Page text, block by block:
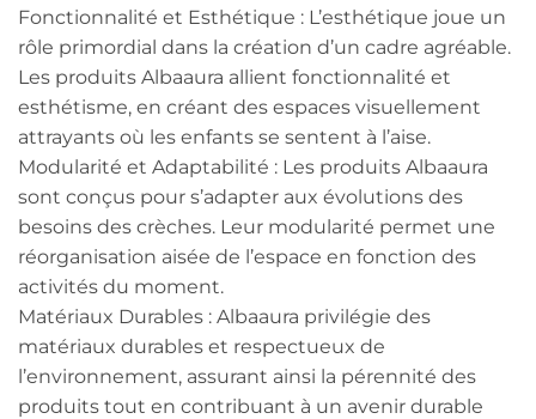
Fonctionnalité et Esthétique : L’esthétique joue un
rôle primordial dans la création d’un cadre agréable.
Les produits Albaaura allient fonctionnalité et
esthétisme, en créant des espaces visuellement
attrayants où les enfants se sentent à l’aise.
Modularité et Adaptabilité : Les produits Albaaura
sont conçus pour s’adapter aux évolutions des
besoins des crèches. Leur modularité permet une
réorganisation aisée de l’espace en fonction des
activités du moment.
Matériaux Durables : Albaaura privilégie des
matériaux durables et respectueux de
l’environnement, assurant ainsi la pérennité des
produits tout en contribuant à un avenir durable